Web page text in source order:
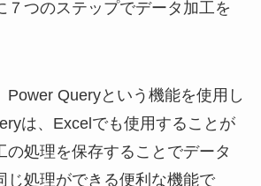
７つのステップでデータ加工を
Power Queryという機能を使用し
は、Excelでも使用することが
の処理を保存することでデータ
じ処理ができる便利な機能で